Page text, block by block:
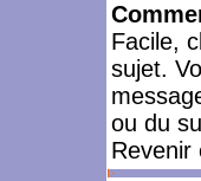
Facile,
sujet.
ou du
Revenir